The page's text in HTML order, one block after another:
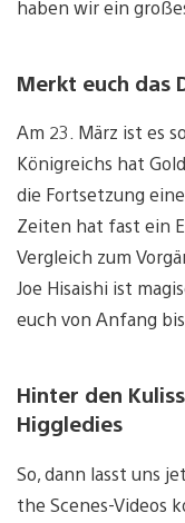
haben wir ein
Merkt euch das
Am 23. März ist es
Königreichs hat
die Fortsetzung
Zeiten hat fast ein
Vergleich zum
Joe Hisaishi ist
euch von Anfang
Hinter den
Higgledies
So, dann lasst uns
the Scenes-Videos